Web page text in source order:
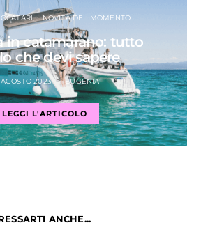
NOVITÀ DEL MOMENTO
in catamarano: tutto
che devi sapere
2023 EUGENIA
LEGGI L'ARTICOLO
ANCHE...